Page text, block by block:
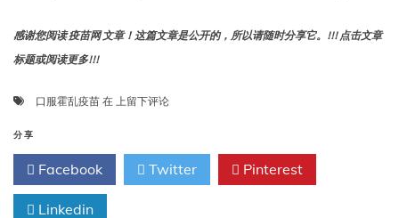
感谢您阅读 疫苗网 文章！这篇文章是公开的，所以请随时分享它。!!! 点击文章
标题或阅读更多!!!
口服霍乱疫苗 在 制
年
服
上留下评论
分享
Facebook Twitter Pinterest
Linkedin